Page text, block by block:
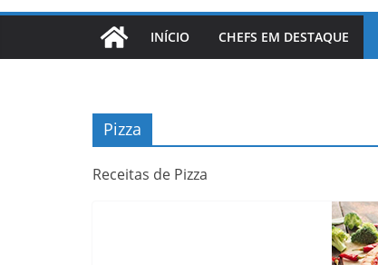
INÍCIO CHEFS EM DESTAQUE
Pizza
Receitas de Pizza